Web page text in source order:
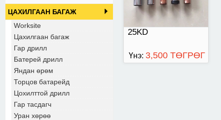
ЦАХИЛГААН БАГАЖ
Worksite
Цахилгаан багаж
Гар дрилл
Батерей дрилл
Яндан өрөм
Торцов батарейд
Цохилттой дрилл
Гар тасдагч
Уран хөрөө
25KD
Үнэ: 3,500 ТӨГРӨГ